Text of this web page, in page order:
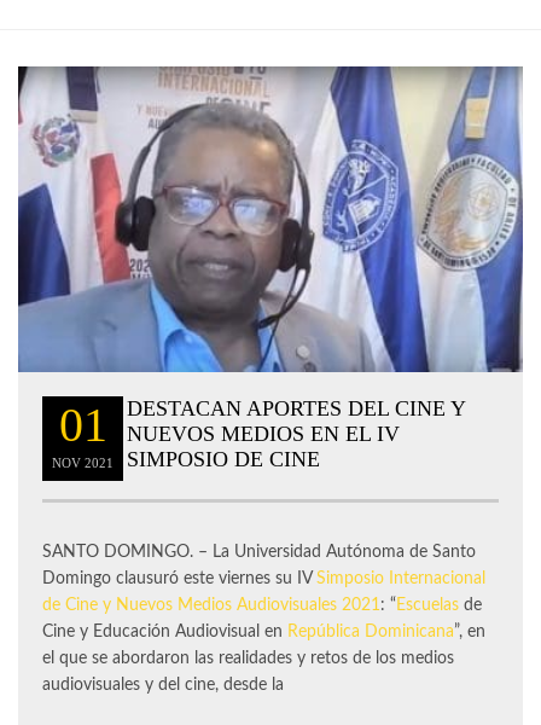
01
NOV 2021
DESTACAN APORTES DEL CINE Y
NUEVOS MEDIOS EN EL IV
SIMPOSIO DE CINE
SANTO DOMINGO. – La Universidad Autónoma de Santo
Domingo clausuró este viernes su IV Simposio Internacional
de Cine y Nuevos Medios Audiovisuales 2021: “ Escuelas de
Cine y Educación Audiovisual en República Dominicana”, en
el que se abordaron las realidades y retos de los medios
audiovisuales y del cine, desde la